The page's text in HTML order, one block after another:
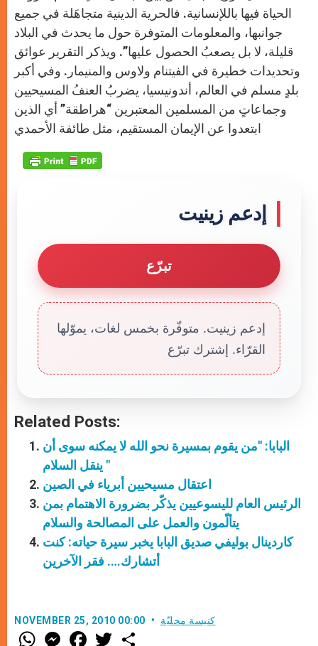
الحياة فيها باللإنسانية. فالحرية الدينية متجاهَلة في جميع
جوانبها، والمعلومات المتوفرة حول ما يحدث في البلاد
قليلة، لا بل يصعبُ الحصول عليها”. ويذكر التقرير عوائق
وتحديدات خطيرة في الفيتنام ولاوس والمنيمار. وفي أكبر
بلدٍ مسلم في العالم، أندونيسيا، يضربُ العنفُ المسيحيين
وجماعاتٍ من المسلمين المعتبرين “هراطقة” أي الذين
ابتعدوا عن الإيمان المستقيم، مثل طائفة الأحمدي
إدعم زينيت
تبرّع
إدعم زينيت. متوفّرة بخمس لغات، يموّلها
القرّاء. إشترك تبرّع
Related Posts:
البابا: "من يقوم بمسيرة نحو الله لا يمكنه سوى أن
ينقل السلام "
اعتقال مسيحيين أبرياء في الصين
الرئيس العام لليسوعيين يذكّر بضرورة الاهتمام بمن
يتألّمون والعمل على المصالحة والسلام
كاردينال بوليفي صديق البابا يخبر سيرة حياته: كنت
أتشارك…. فقر الآخرين
NOVEMBER 25, 2010 00:00 كنيسة محليّة
W M F